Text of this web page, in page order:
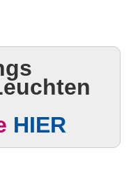
HIER